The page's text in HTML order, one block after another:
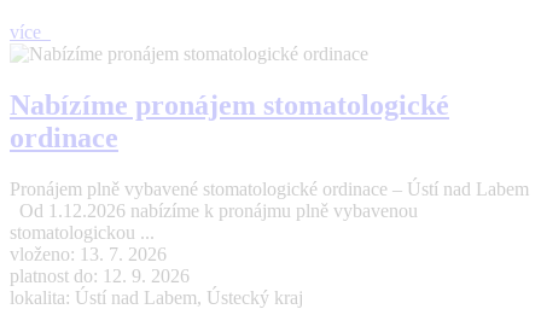
více
Nabízíme pronájem stomatologické
ordinace
Pronájem plně vybavené stomatologické ordinace – Ústí nad Labem
Od 1.12.2026 nabízíme k pronájmu plně vybavenou
stomatologickou ...
vloženo: 13. 7. 2026
platnost do: 12. 9. 2026
lokalita: Ústí nad Labem, Ústecký kraj